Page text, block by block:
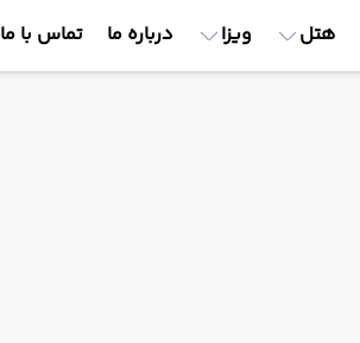
هتل ویزا درباره ما تماس با ما